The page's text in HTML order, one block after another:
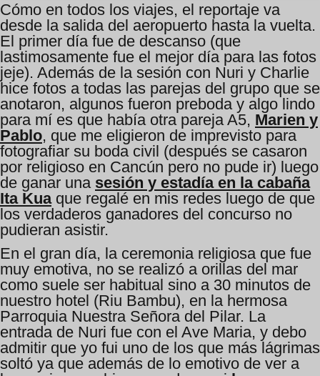
Cómo en todos los viajes, el reportaje va
desde la salida del aeropuerto hasta la vuelta.
El primer día fue de descanso (que
lastimosamente fue el mejor día para las fotos
jeje). Además de la sesión con Nuri y Charlie
hice fotos a todas las parejas del grupo que se
anotaron, algunos fueron preboda y algo lindo
para mí es que había otra pareja A5, Marien y
Pablo, que me eligieron de imprevisto para
fotografiar su boda civil (después se casaron
por religioso en Cancún pero no pude ir) luego
de ganar una sesión y estadía en la cabaña
Ita Kuaque regalé en mis redes luego de que
los verdaderos ganadores del concurso no
pudieran asistir.
En el gran día, la ceremonia religiosa que fue
muy emotiva, no se realizó a orillas del mar
como suele ser habitual sino a 30 minutos de
nuestro hotel (Riu Bambu), en la hermosa
Parroquia Nuestra Señora del Pilar. La
entrada de Nuri fue con el Ave Maria, y debo
admitir que yo fui uno de los que más lágrimas
soltó ya que además de lo emotivo de ver a